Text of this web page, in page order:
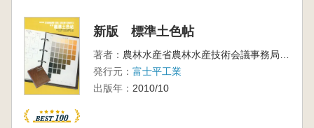
新版 標準土色帖
著者：
農林水産省農林水産技術会議事務局監修
発行元： 富士平工業
出版年： 2010/10